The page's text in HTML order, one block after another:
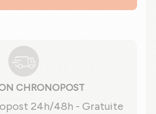
CHRONOPOST
24h/48h - Gratuite